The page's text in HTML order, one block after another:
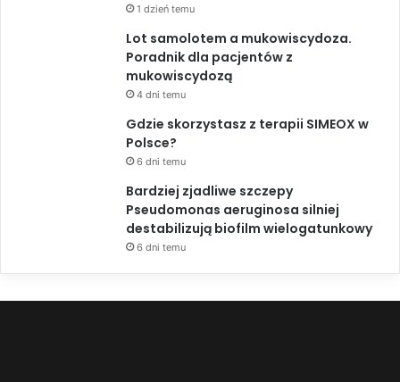
1 dzień temu
Lot samolotem a mukowiscydoza.
Poradnik dla pacjentów z
mukowiscydozą
4 dni temu
Gdzie skorzystasz z terapii SIMEOX w
Polsce?
6 dni temu
Bardziej zjadliwe szczepy
Pseudomonas aeruginosa silniej
destabilizują biofilm wielogatunkowy
6 dni temu